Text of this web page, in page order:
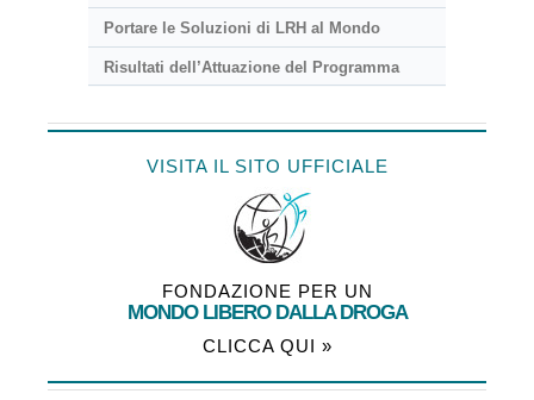
Portare le Soluzioni di LRH al Mondo
Risultati dell’Attuazione del Programma
VISITA IL SITO UFFICIALE
FONDAZIONE PER UN
MONDO LIBERO DALLA DROGA
CLICCA QUI »